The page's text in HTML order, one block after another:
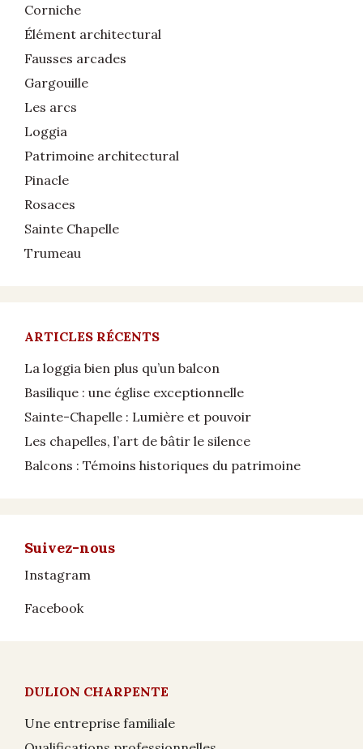
Corniche
Élément architectural
Fausses arcades
Gargouille
Les arcs
Loggia
Patrimoine architectural
Pinacle
Rosaces
Sainte Chapelle
Trumeau
ARTICLES RÉCENTS
La loggia bien plus qu’un balcon
Basilique : une église exceptionnelle
Sainte-Chapelle : Lumière et pouvoir
Les chapelles, l’art de bâtir le silence
Balcons : Témoins historiques du patrimoine
Suivez-nous
Instagram
Facebook
DULION CHARPENTE
Une entreprise familiale